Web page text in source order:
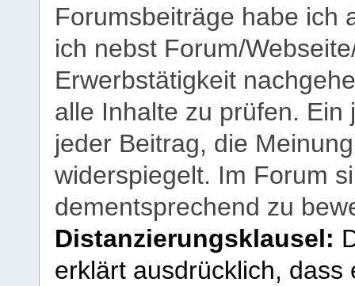
Forumsbeiträge habe ich
ich nebst Forum/
Erwerbstätigkeit
alle Inhalte zu prüfen.
jeder Beitrag, die
widerspiegelt. Im Forum
dementsprechend zu
Distanzierungsklausel:
erklärt ausdrücklich,